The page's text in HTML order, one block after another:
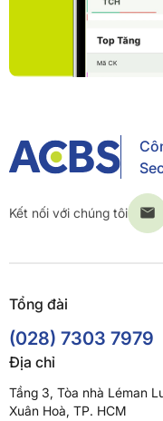
Kết nối với chúng tôi
Tổng đài
(028) 7303 7979
Địa chỉ
Tầng 3, Tòa nhà Léman
Xuân Hoà, TP. HCM